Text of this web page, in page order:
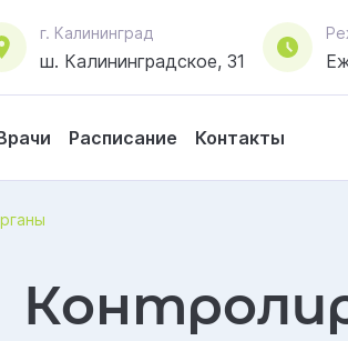
г. Калининград
ш. Калининградское, 31
Расписание Контакты